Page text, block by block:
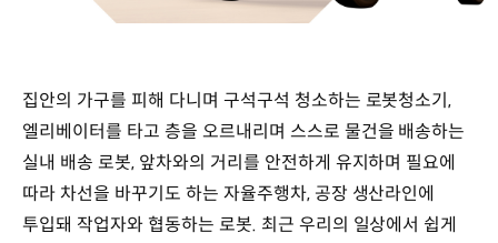
VEHICLE
집안의 가구를 피해 다니며 구석구석 청소하는 로봇청소기,
엘리베이터를 타고 층을 오르내리며 스스로 물건을 배송하는
실내 배송 로봇, 앞차와의 거리를 안전하게 유지하며 필요에
따라 차선을 바꾸기도 하는 자율주행차, 공장 생산라인에
투입돼 작업자와 협동하는 로봇. 최근 우리의 일상에서 쉽게